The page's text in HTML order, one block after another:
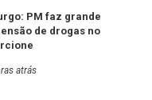
PM faz grande
de drogas no
atrás